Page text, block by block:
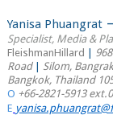
Yanisa Phuangrat–
Specialist, Media &
FleishmanHillard |
Road | Silom, Bangrak
Bangkok, Thailand
O +66-2821-5913
E